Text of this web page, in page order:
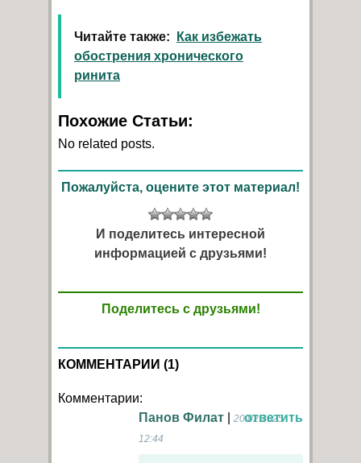
Читайте также:
Как избежать
обострения хронического
ринита
Похожие Статьи:
No related posts.
Пожалуйста, оцените этот материал!
И поделитесь интересной
информацией с друзьями!
Поделитесь с друзьями!
КОММЕНТАРИИ (1)
Комментарии:
Панов Филат
20.02.2025
12:44
ответить